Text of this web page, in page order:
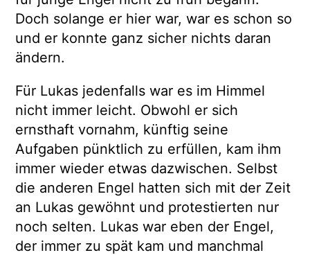
Doch solange er hier war, war es schon so
und er konnte ganz sicher nichts daran
ändern.
Für Lukas jedenfalls war es im Himmel
nicht immer leicht. Obwohl er sich
ernsthaft vornahm, künftig seine
Aufgaben pünktlich zu erfüllen, kam ihm
immer wieder etwas dazwischen. Selbst
die anderen Engel hatten sich mit der Zeit
an Lukas gewöhnt und protestierten nur
noch selten. Lukas war eben der Engel,
der immer zu spät kam und manchmal